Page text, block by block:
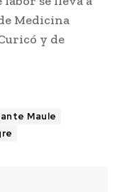
Medicina
y de
Maule